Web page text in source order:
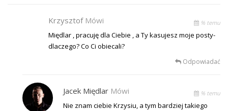
Krzysztof Mówi % temu
Międlar , pracuję dla Ciebie , a Ty kasujesz moje posty-
dlaczego? Co Ci obiecali?
Odpowiadać
Jacek Międlar Mówi % temu
Nie znam ciebie Krzysiu, a tym bardziej takiego